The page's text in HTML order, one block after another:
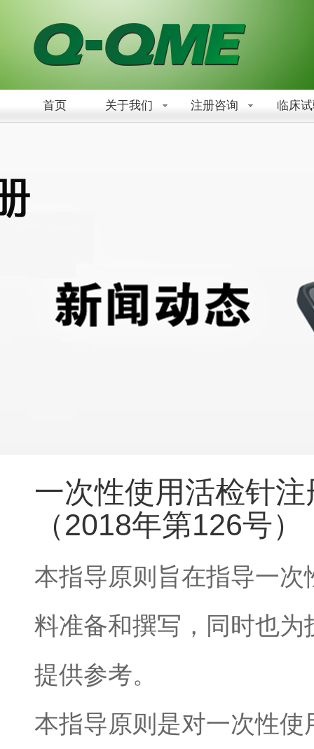
首页 关于我们 注册咨询 临床
一次性使用活检针
（2018年第126号）
本指导原则旨在指导一
料准备和撰写 ，同时也
提供参考。
本指导原则是对一次性